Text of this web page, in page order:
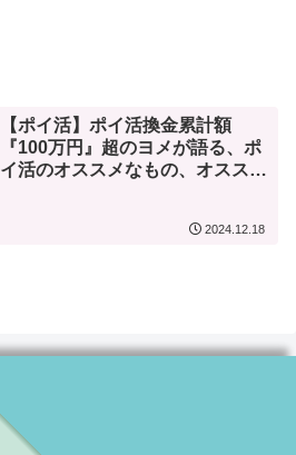
【ポイ活】ポイ活換金累計額
『100万円』超のヨメが語る、ポ
イ活のオススメなもの、オススメ
2024.12.18